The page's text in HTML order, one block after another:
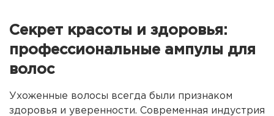
Секрет красоты и здоровья:
профессиональные ампулы для
волос
Ухоженные волосы всегда были признаком
здоровья и уверенности. Современная индустрия